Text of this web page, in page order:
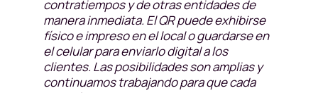
contratiempos y de otras entidades de
manera inmediata. El QR puede exhibirse
físico e impreso en el local o guardarse en
el celular para enviarlo digital a los
clientes. Las posibilidades son amplias y
continuamos trabajando para que cada